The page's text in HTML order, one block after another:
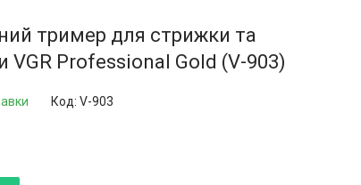
тример для стрижки та
VGR Professional Gold (V-903)
Код: V-903